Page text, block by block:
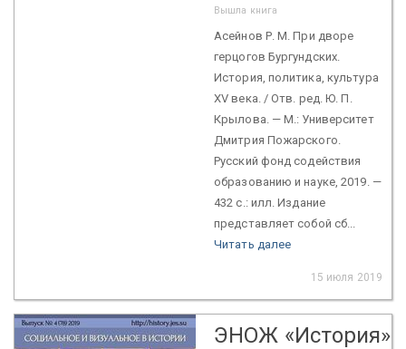
Вышла книга
Асейнов Р. М. При дворе
герцогов Бургундских.
История, политика, культура
XV века. / Отв. ред. Ю. П.
Крылова. — М.: Университет
Дмитрия Пожарского.
Русский фонд содействия
образованию и науке, 2019. —
432 с.: илл. Издание
представляет собой сб...
Читать далее
15 июля 2019
ЭНОЖ «История»